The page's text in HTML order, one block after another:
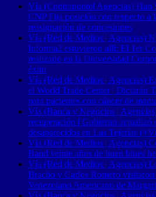
Vía (Contrapunto| Agencias) Han
CNP Fija posición con respecto a
reasignación de concesiones
Vía (Red de Medios | Agencias)
Informa2 estuvieron allí: El 1er
realizado en la Universidad
éxito
Vía (Red de Medios | Agencias)
el World Trade Center | Dictarán
para pacientes con cáncer de
Vía (Banca y Negocios |
recuperación | Gobierno
desaparecidos en Las Tejerías
Vía (Red de Medios | Agencias)
Band veinte años de buen blues
Vía (Red de Medios | Agencias)
Bracho y Carlos Romero visitaron
Venezolano Americano de